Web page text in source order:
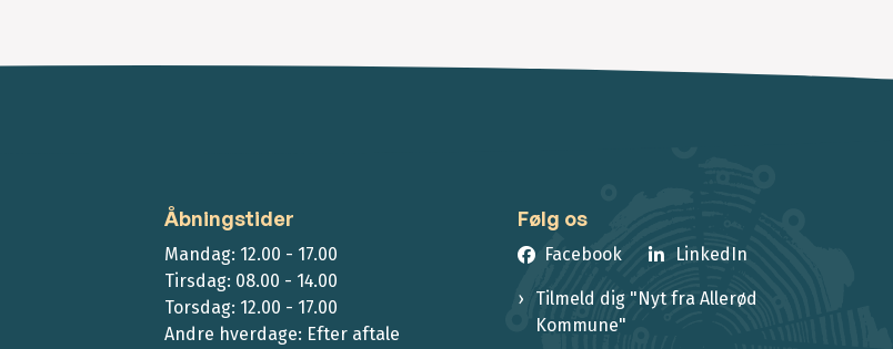
Åbningstider
Mandag: 12.00 - 17.00
Tirsdag: 08.00 - 14.00
Torsdag: 12.00 - 17.00
Andre hverdage: Efter aftale
Følg os
Facebook LinkedIn
Tilmeld dig "Nyt fra Allerød
Kommune"